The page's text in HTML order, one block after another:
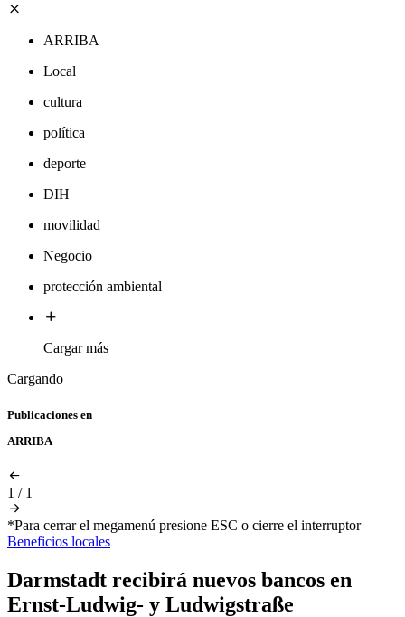
ARRIBA
Local
cultura
política
deporte
DIH
movilidad
Negocio
protección ambiental
Cargar más
Cargando
Publicaciones en
ARRIBA
1 / 1
*Para cerrar el megamenú presione ESC o cierre el interruptor
Beneficios locales
Darmstadt recibirá nuevos bancos en
Ernst-Ludwig- y Ludwigstraße